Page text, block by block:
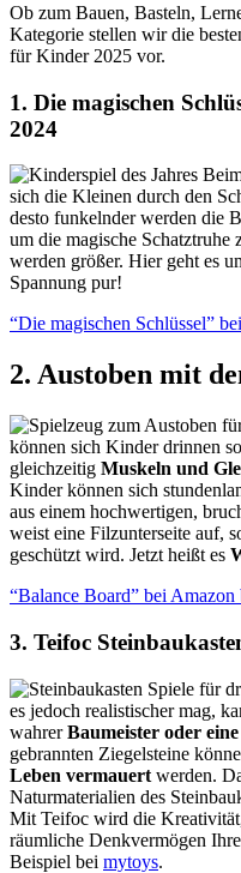
Ob zum Bauen, Basteln,
Kategorie stellen wir die
für Kinder 2025 vor.
1. Die magischen
2024
sich die Kleinen durch den
desto funkelnder werden die
um die magische Schatztruhe
werden größer. Hier geht es
Spannung pur!
“Die magischen Schlüssel”
2. Austoben mit
können sich Kinder drinnen
gleichzeitig Muskeln und
Kinder können sich
aus einem hochwertigen,
weist eine Filzunterseite auf,
geschützt wird. Jetzt heißt es
“Balance Board” bei Amazon
3. Teifoc
es jedoch realistischer mag,
wahrerBaumeister oder
gebrannten Ziegelsteine
Leben vermauert werden.
Naturmaterialien des
Mit Teifoc wird die
räumliche Denkvermögen
Beispiel bei mytoys.